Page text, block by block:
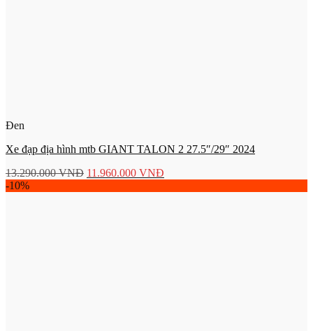
Đen
Xe đạp địa hình mtb GIANT TALON 2 27.5″/29″ 2024
13.290.000VNĐ 11.960.000 VNĐ
-10%